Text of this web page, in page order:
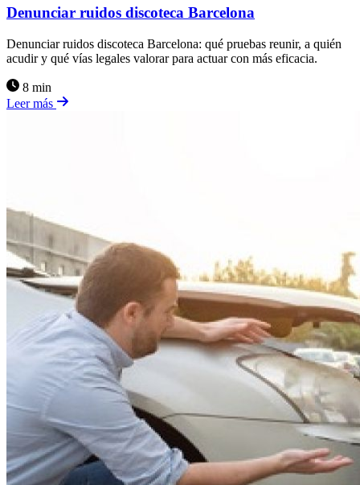
Denunciar ruidos discoteca Barcelona
Denunciar ruidos discoteca Barcelona: qué pruebas reunir, a quién
acudir y qué vías legales valorar para actuar con más eficacia.
8 min
Leer más